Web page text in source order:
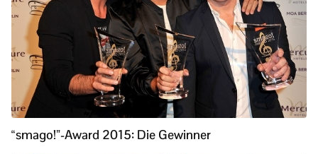
“smago!”-Award 2015: Die Gewinner